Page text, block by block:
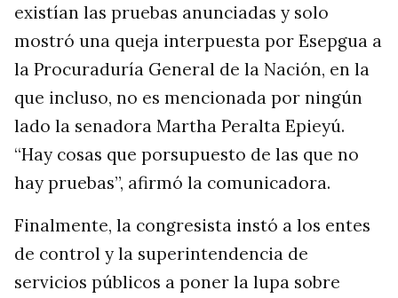
existían las pruebas anunciadas y solo
mostró una queja interpuesta por Esepgua a
la Procuraduría General de la Nación, en la
que incluso, no es mencionada por ningún
lado la senadora Martha Peralta Epieyú.
“Hay cosas que porsupuesto de las que no
hay pruebas”, afirmó la comunicadora.
Finalmente, la congresista instó a los entes
de control y la superintendencia de
servicios públicos a poner la lupa sobre